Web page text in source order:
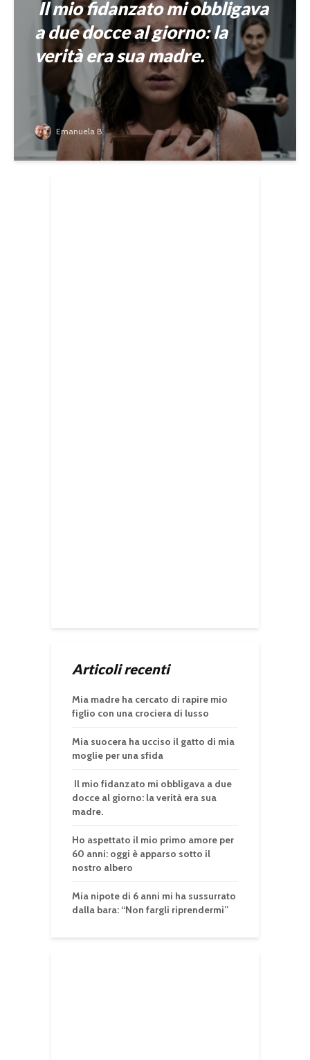
Il mio fidanzato mi obbligava
a due docce al giorno: la
verità era sua madre.
Emanuela B.
Articoli recenti
Mia madre ha cercato di rapire mio
figlio con una crociera di lusso
Mia suocera ha ucciso il gatto di mia
moglie per una sfida
Il mio fidanzato mi obbligava a due
docce al giorno: la verità era sua
madre.
Ho aspettato il mio primo amore per
60 anni: oggi è apparso sotto il
nostro albero
Mia nipote di 6 anni mi ha sussurrato
dalla bara: “Non fargli riprendermi”